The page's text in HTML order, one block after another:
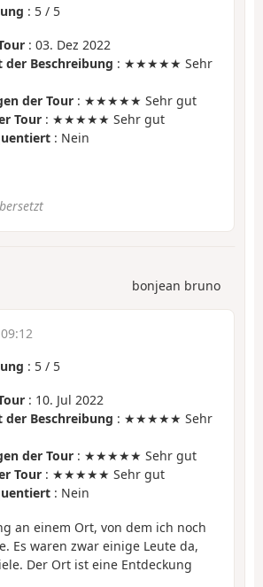
: 5 / 5
: 03. Dez 2022
der Beschreibung : ★★★★★ Sehr
der Tour : ★★★★★ Sehr gut
Tour : ★★★★★ Sehr gut
: Nein
bonjean bruno
: 5 / 5
: 10. Jul 2022
der Beschreibung : ★★★★★ Sehr
der Tour : ★★★★★ Sehr gut
Tour : ★★★★★ Sehr gut
: Nein
an einem Ort, von dem ich noch
Es waren zwar einige Leute da,
Der Ort ist eine Entdeckung